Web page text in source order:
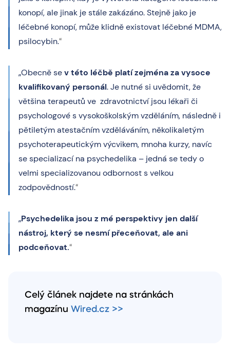
konopí, ale jinak je stále zakázáno. Stejně jako je
léčebné konopí, může klidně existovat léčebné MDMA,
psilocybin.“
„Obecně sev této léčbě platí zejména za vysoce
kvalifikovaný personál. Je nutné si uvědomit, že
většina terapeutů ve zdravotnictví jsou lékaři či
psychologové s vysokoškolským vzděláním, následně i
pětiletým atestačním vzděláváním, několikaletým
psychoterapeutickým výcvikem, mnoha kurzy, navíc
se specializací na psychedelika – jedná se tedy o
velmi specializovanou odbornost s velkou
zodpovědností.“
„Psychedelika jsou z mé perspektivy jen další
nástroj, který se nesmí přeceňovat, ale ani
podceňovat.“
Celý článek najdete na stránkách
magazínu Wired.cz >>